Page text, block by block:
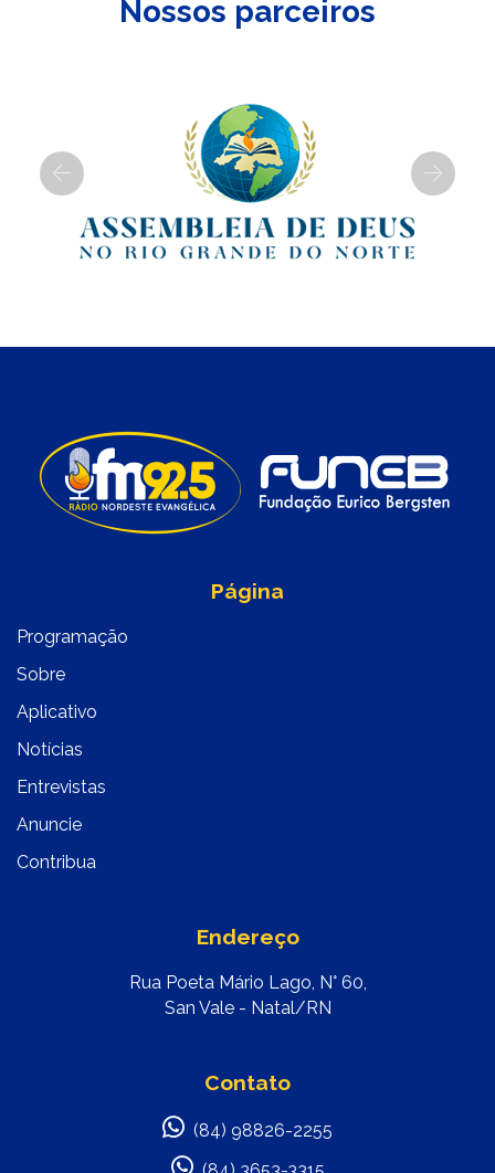
Nossos parceiros
Previous Next
Página
Programação
Sobre
Aplicativo
Notícias
Entrevistas
Anuncie
Contribua
Endereço
Rua Poeta Mário Lago, N° 60,
San Vale - Natal/RN
Contato
(84) 98826-2255